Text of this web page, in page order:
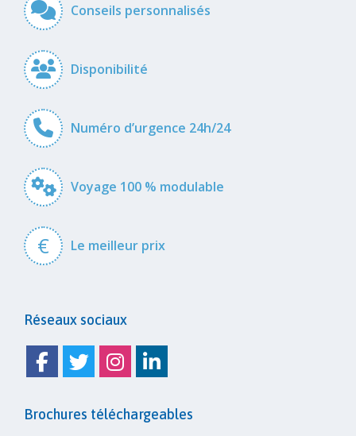
Conseils personnalisés
Disponibilité
Numéro d’urgence 24h/24
Voyage 100 % modulable
€ Le meilleur prix
Réseaux sociaux
Facebook
TwitterInstagram
Linkedin
Brochures téléchargeables